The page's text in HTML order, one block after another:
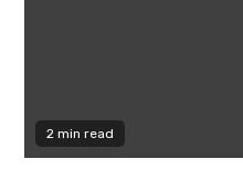
2 min read